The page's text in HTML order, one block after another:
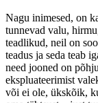
Nagu inimesed, on
tunnevad valu,
teadlikud, neil on
teadus ja seda teab
need jooned on
ekspluateerimist
või ei ole, ükskõik,